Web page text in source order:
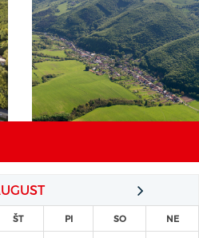
ŠT PI SO NE